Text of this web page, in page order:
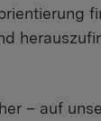
– auf